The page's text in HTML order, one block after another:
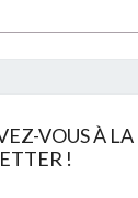
VOUS À LA
!